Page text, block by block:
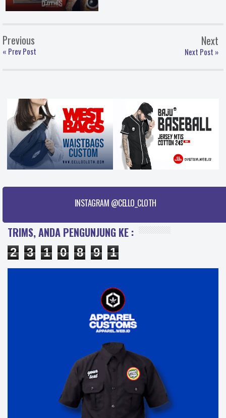
Previous
« Prev Post
Next
Next Post »
INSTAGRAM @CELLO_CLOTH
TRIMS, ANDA PENGUNJUNG KE :
2 3 1 0 8 9 1